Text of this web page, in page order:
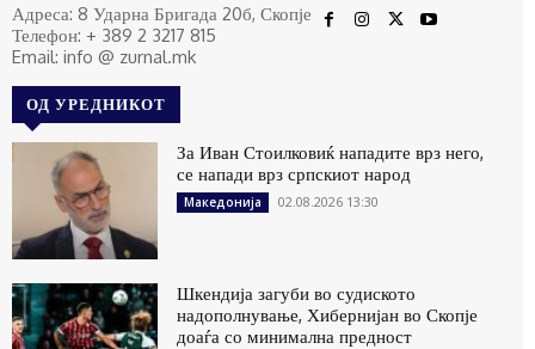
Адреса: 8 Ударна Бригада 20б, Скопје
Телефон: + 389 2 3217 815
Email: info @ zurnal.mk
ОД УРЕДНИКОТ
За Иван Стоилковиќ нападите врз него,
се напади врз српскиот народ
Македонија 02.08.2026 13:30
Шкендија загуби во судиското
надополнување, Хибернијан во Скопје
доаѓа со минимална предност